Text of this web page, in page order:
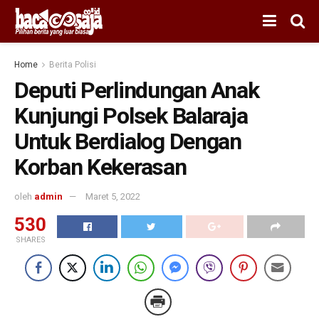
Home Berita Polisi
Deputi Perlindungan Anak
Kunjungi Polsek Balaraja
Untuk Berdialog Dengan
Korban Kekerasan
oleh admin Maret 5, 2022
530
SHARES